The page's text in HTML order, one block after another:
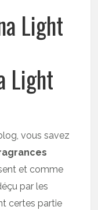
Light
vous savez
et comme
par les
certes partie